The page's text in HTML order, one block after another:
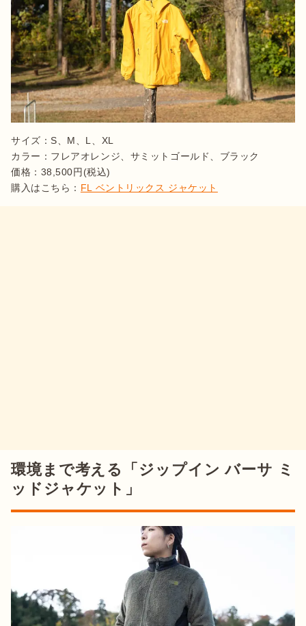
サイズ：S、M、L、XL
カラー：フレアオレンジ、サミットゴールド、ブラック
価格：38,500円(税込)
購入はこちら： FL ベントリックス ジャケット
環境まで考える「ジップイン バーサ ミ
ッドジャケット」